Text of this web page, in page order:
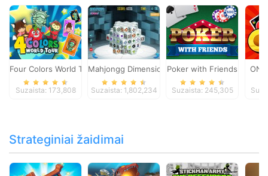
Four Colors World Tour
Suzaista: 173,808
Mahjongg Dimensions
Suzaista: 1,802,234
Poker with Friends
Suzaista: 245,305
Strateginiai žaidimai